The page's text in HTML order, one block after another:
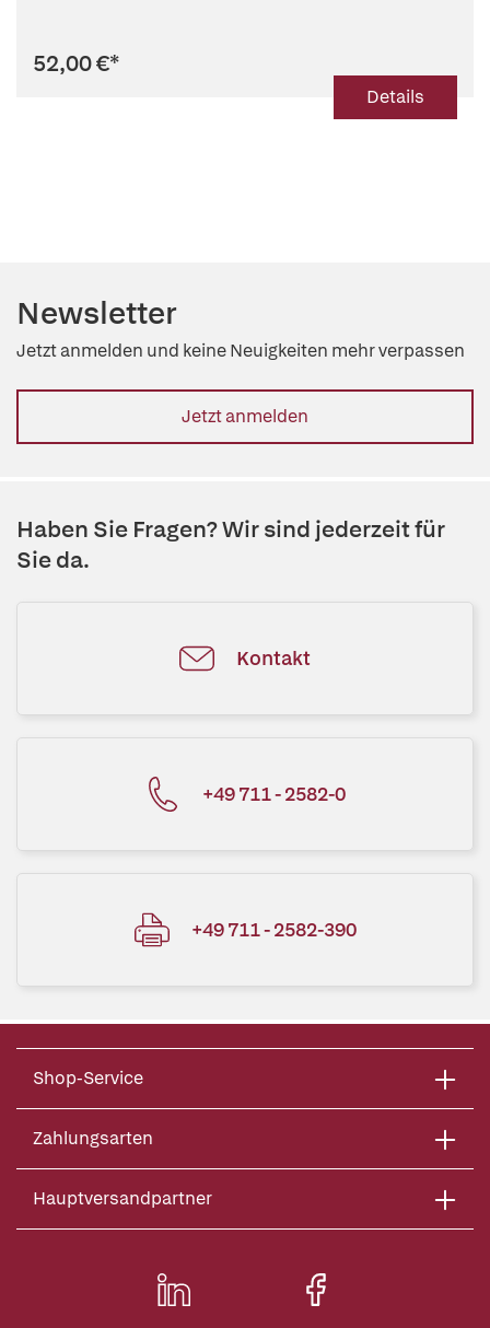
52,00 €*
Details
Newsletter
Jetzt anmelden und keine Neuigkeiten mehr verpassen
Jetzt anmelden
Haben Sie Fragen? Wir sind jederzeit für
Sie da.
Kontakt
+49 711 - 2582-0
+49 711 - 2582-390
Shop-Service
Zahlungsarten
Hauptversandpartner